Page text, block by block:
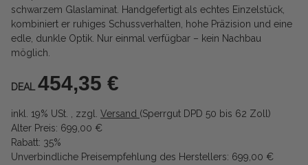
schwarzem Glaslaminat. Handgefertigt als echtes Einzelstück,
kombiniert er ruhiges Schussverhalten, hohe Präzision und eine
edle, dunkle Optik. Nur einmal verfügbar – kein Nachbau
möglich.
DEAL 454,35 €
inkl. 19% USt. , zzgl. Versand (Sperrgut DPD 50 bis 62 Zoll)
Alter Preis: 699,00 €
Rabatt: 35%
Unverbindliche Preisempfehlung des Herstellers: 699,00 €